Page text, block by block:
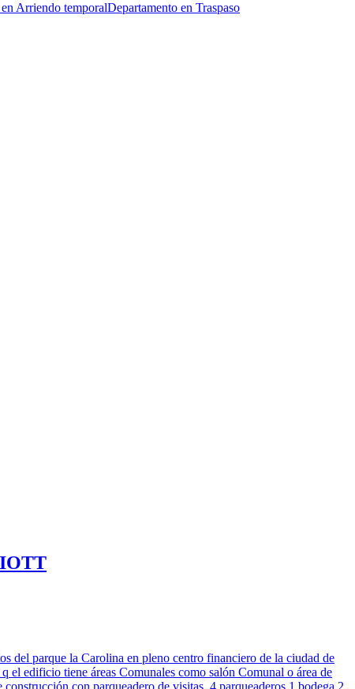
Arriendo temporalDepartamento en Traspaso
parque la Carolina en pleno centro financiero de la ciudad de
edificio tiene áreas Comunales como salón Comunal o área de
con parqueadero de visitas 4 parqueaderos 1 bodega 2